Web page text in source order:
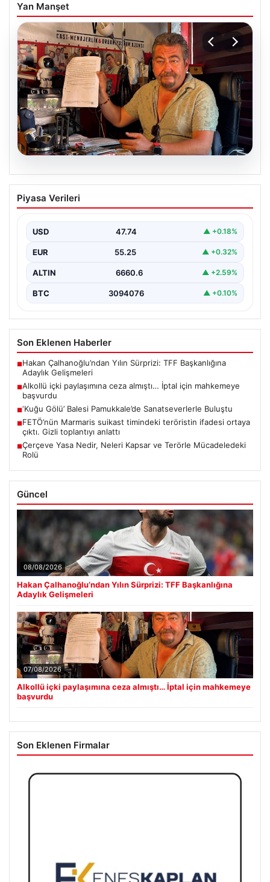
Yan Manşet
Alkollü içki paylaşımına ceza almıştı…
İptal için mahkemeye başvurdu
Piyasa Verileri
USD 47.74 ▲ +0.18%
EUR 55.25 ▲ +0.32%
ALTIN 6660.6 ▲ +2.59%
BTC 3094076 ▲ +0.10%
Son Eklenen Haberler
■Hakan Çalhanoğlu’ndan Yılın Sürprizi: TFF Başkanlığına
Adaylık Gelişmeleri
■Alkollü içki paylaşımına ceza almıştı… İptal için mahkemeye
başvurdu
■‘Kuğu Gölü’ Balesi Pamukkale’de Sanatseverlerle Buluştu
■FETÖ’nün Marmaris suikast timindeki teröristin ifadesi ortaya
çıktı. Gizli toplantıyı anlattı
■Çerçeve Yasa Nedir, Neleri Kapsar ve Terörle Mücadeledeki
Rolü
Güncel
08/08/2026
Hakan Çalhanoğlu’ndan Yılın Sürprizi: TFF Başkanlığına
Adaylık Gelişmeleri
07/08/2026
Alkollü içki paylaşımına ceza almıştı… İptal için mahkemeye
başvurdu
Son Eklenen Firmalar